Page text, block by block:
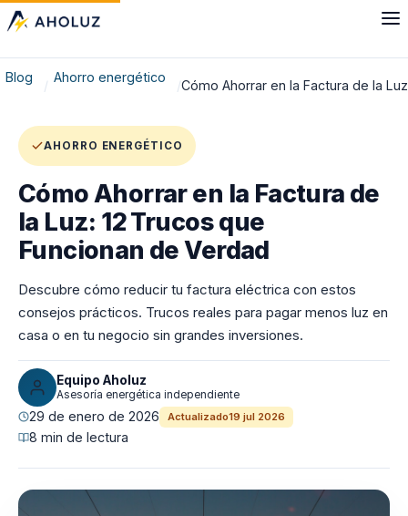
Blog Ahorro energético
Cómo Ahorrar en la Factura de la Luz
AHORRO ENERGÉTICO
Cómo Ahorrar en la Factura de
la Luz: 12 Trucos que
Funcionan de Verdad
Descubre cómo reducir tu factura eléctrica con estos
consejos prácticos. Trucos reales para pagar menos luz en
casa o en tu negocio sin grandes inversiones.
Equipo Aholuz
Asesoría energética independiente
29 de enero de 2026 Actualizado19 jul 2026
8 min de lectura